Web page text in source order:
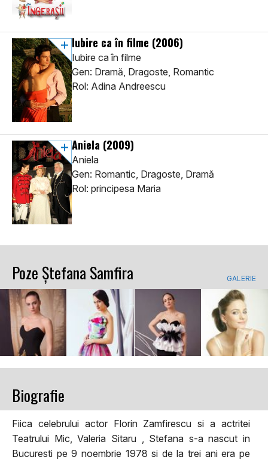
Iubire ca în filme (2006)
Iubire ca în filme
Gen: Dramă, Dragoste, Romantic
Rol: Adina Andreescu
Aniela (2009)
Aniela
Gen: Romantic, Dragoste, Dramă
Rol: principesa Maria
Poze Ștefana Samfira GALERIE
Biografie
Fiica celebrului actor Florin Zamfirescu si a actritei
Teatrului Mic, Valeria Sitaru , Stefana s-a nascut in
Bucuresti pe 9 noembrie 1978 si de la trei ani era pe